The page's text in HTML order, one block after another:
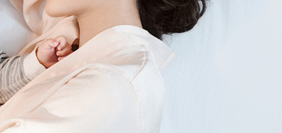
宠爱宝宝
了解爱帝宫